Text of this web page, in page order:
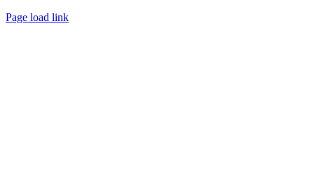
Page load link